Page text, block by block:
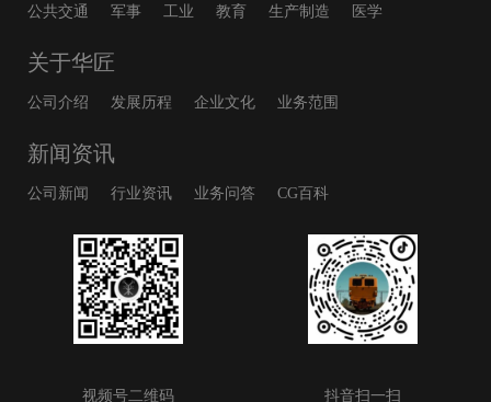
公共交通 军事 工业 教育 生产制造 医学
关于华匠
公司介绍 发展历程 企业文化 业务范围
新闻资讯
公司新闻 行业资讯 业务问答 CG百科
视频号二维码 抖音扫一扫